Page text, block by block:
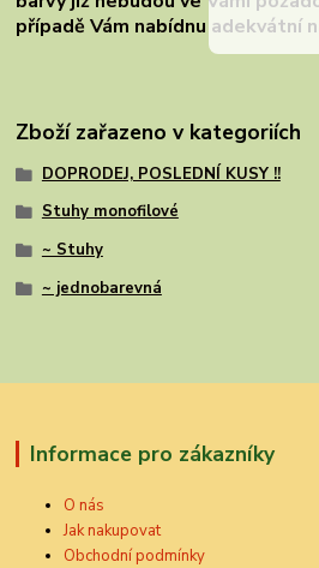
případě Vám nabídnu adekvátní
Zboží zařazeno v kategoriích
DOPRODEJ, POSLEDNÍ KUSY !!
Stuhy monofilové
~ Stuhy
~ jednobarevná
Informace pro zákazníky
O nás
Jak nakupovat
Obchodní podmínky